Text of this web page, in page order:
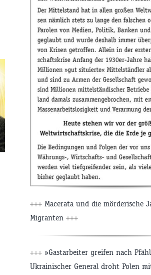
+++ Macerata und die mörderische
Migranten +++
+++ »Gastarbeiter greifen nach
Ukrainischer General droht Polen